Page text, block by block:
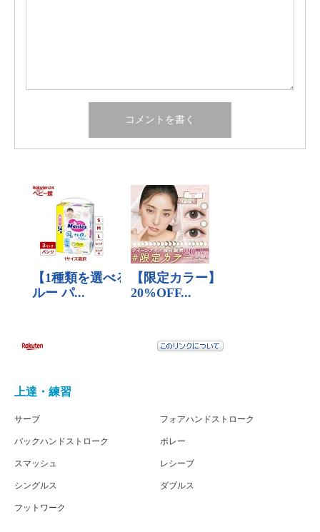
上達・練習
サーブ
バックハンドストローク
スマッシュ
シングルス
フットワーク
フォアハンドストローク
ボレー
レシーブ
ダブルス